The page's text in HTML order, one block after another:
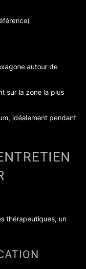
autour de
sur la zone la plus
idéalement pendant
thérapeutiques, un